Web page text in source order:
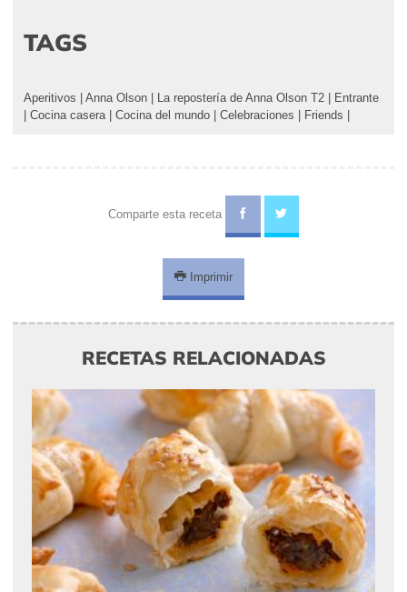
TAGS
Aperitivos Anna Olson La repostería de Anna Olson T2
Entrante
Cocina casera Cocina del mundo Celebraciones Friends
Comparte esta receta
Imprimir
RECETAS RELACIONADAS